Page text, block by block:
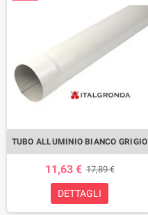
TUBO ALLUMINIO BIANCO GRIGIO
11,63 € 17,89 €
DETTAGLI